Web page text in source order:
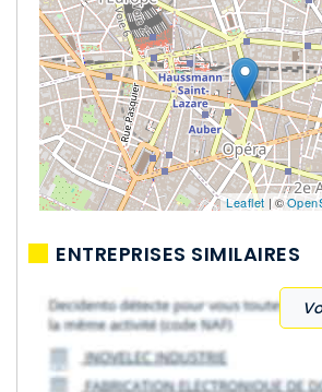
Leaflet | ©
ENTREPRISES SIMILAIRES